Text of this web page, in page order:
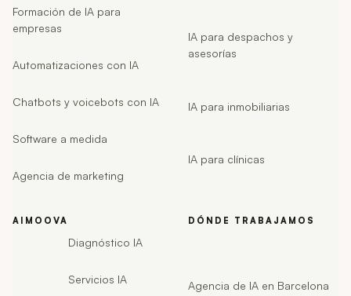
Formación de IA para
empresas
Automatizaciones con IA
Chatbots y voicebots con IA
Software a medida
Agencia de marketing
IA para despachos y
asesorías
IA para inmobiliarias
IA para clínicas
AIMOOVA
Diagnóstico IA
Servicios IA
DÓNDE TRABAJAMOS
Agencia de IA en Barcelona